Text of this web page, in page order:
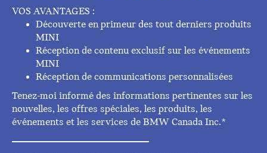
VOS AVANTAGES :
Découverte en primeur des tout derniers produits
MINI
Réception de contenu exclusif sur les événements
MINI
Réception de communications personnalisées
Tenez-moi informé des informations pertinentes sur les
nouvelles, les offres spéciales, les produits, les
événements et les services de BMW Canada Inc.*